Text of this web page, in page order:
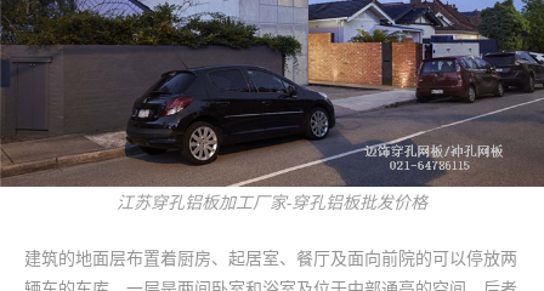
江苏穿孔铝板加工厂家-穿孔铝板批发价格
建筑的地面层布置着厨房、起居室、餐厅及面向前院的可以停放两